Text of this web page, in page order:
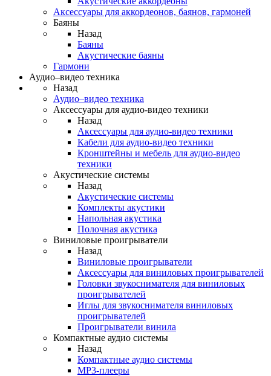
Аксессуары для аккордеонов, баянов, гармоней
Баяны
Назад
Баяны
Акустические баяны
Гармони
Аудио–видео техника
Назад
Аудио–видео техника
Аксессуары для аудио-видео техники
Назад
Аксессуары для аудио-видео техники
Кабели для аудио-видео техники
Кронштейны и мебель для аудио-видео
техники
Акустические системы
Назад
Акустические системы
Комплекты акустики
Напольная акустика
Полочная акустика
Виниловые проигрыватели
Назад
Виниловые проигрыватели
Аксессуары для виниловых проигрывателей
Головки звукоснимателя для виниловых
проигрывателей
Иглы для звукоснимателя виниловых
проигрывателей
Проигрыватели винила
Компактные аудио системы
Назад
Компактные аудио системы
MP3-плееры